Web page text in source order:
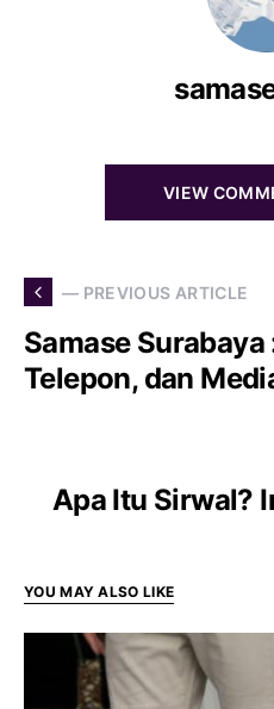
VIEW
— PREVIOUS ARTICLE
Samase Surabaya
Telepon, dan
Apa Itu Sirwal?
YOU MAY ALSO LIKE